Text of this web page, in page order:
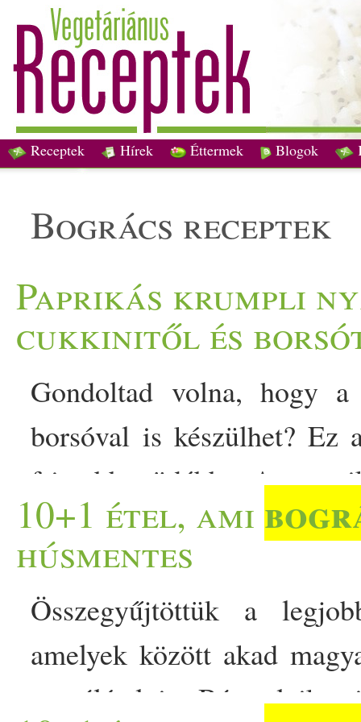
Receptek Hírek Éttermek Blogok
bogrács receptek
Paprikás krumpli
cukkinitől és
Gondoltad volna, hogy
borsóval is készülhet? Ez
frissebb, üdébb. A
számára egy igazán
bográcsillatát, a sűrű,
konyháját. De mi történik,
kivesszük a megszokott…
csavarral - cukkinitől és
10+1 étel, ami
húsmentes
Összegyűjtöttük a
amelyek között akad
egytálétel is.